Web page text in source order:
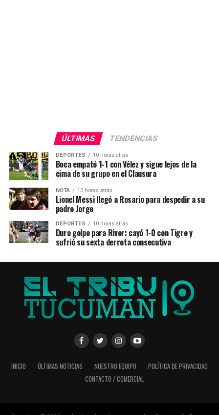
ÚLTIMAS TENDENCIAS
DEPORTES 10 horas atrás
Boca empató 1-1 con Vélez y sigue lejos de la
cima de su grupo en el Clausura
NOTA 10 horas atrás
Lionel Messi llegó a Rosario para despedir a su
padre Jorge
DEPORTES 10 horas atrás
Duro golpe para River: cayó 1-0 con Tigre y
sufrió su sexta derrota consecutiva
INICIO ÚLTIMAS NOTICIAS NUESTRO EQUIPO
POLÍTICA DE PRIVACIDAD
CONTACTO / COMERCIAL